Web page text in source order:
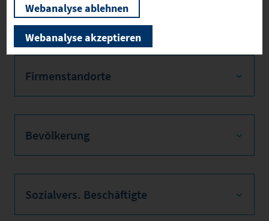
Informationen!
Firmenstandorte
Bevölkerung
Sozialvers. Beschäftigte
Webanalyse ablehnen
Webanalyse akzeptieren